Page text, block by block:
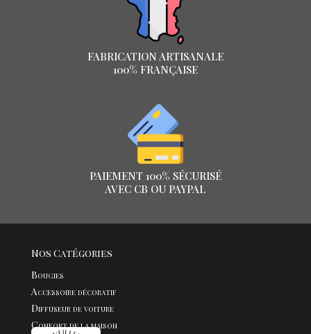
FABRICATION ARTISANALE
100% FRANÇAISE
PAIEMENT 100% SÉCURISÉ
AVEC CB OU PAYPAL
Nos Catégories
Bougies
Accessoire décoratif
Diffuseur de voiture
Confort de la maison